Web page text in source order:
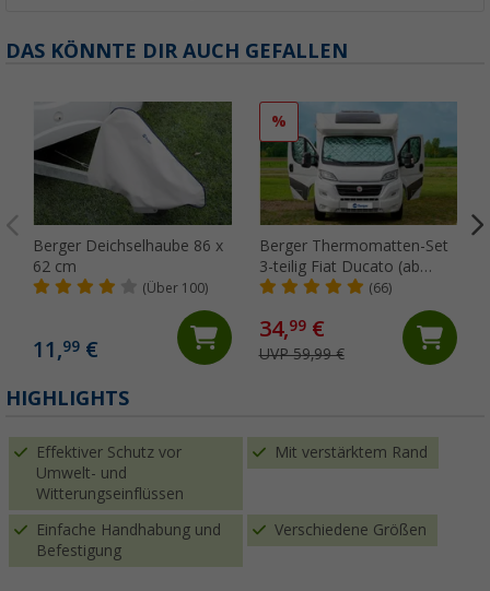
DAS KÖNNTE DIR AUCH GEFALLEN
Berger Deichselhaube 86 x
62 cm
(Über 100)
11,99 €
%
Berger Thermomatten-Set
3-teilig Fiat Ducato (ab
2006)
(66)
34,99€
UVP 59,99 €
HIGHLIGHTS
Effektiver Schutz vor
Umwelt- und
Witterungseinflüssen
Mit verstärktem Rand
Einfache Handhabung und
Befestigung
Verschiedene Größen